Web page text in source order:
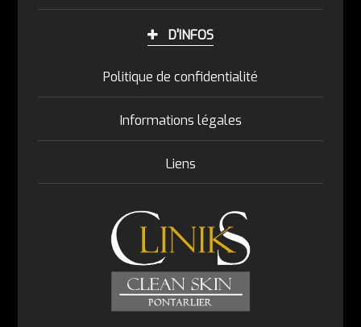
D'INFOS
Politique de confidentialité
Informations légales
Liens